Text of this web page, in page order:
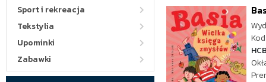
Sport i rekreacja
Tekstylia
Upominki
Zabawki